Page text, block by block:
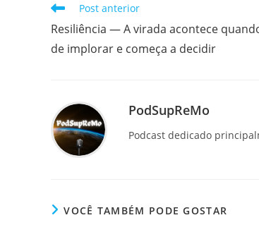
Leia
artigos
Post anterior
Resiliência — A virada acontece
de implorar e começa a decidir
PodSupReMo
Podcast dedicado
VOCÊ TAMBÉM PODE GOSTAR